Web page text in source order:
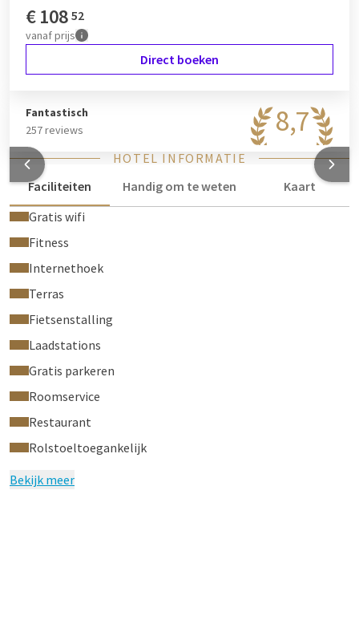
€108 52
vanafprijs
Direct boeken
8,7
Fantastisch
257 reviews
HOTEL INFORMATIE
Faciliteiten
Handig om te weten
Kaart
Gratis wifi
Fitness
Internethoek
Terras
Fietsenstalling
Laadstations
Gratis parkeren
Roomservice
Restaurant
Rolstoeltoegankelijk
Bekijk meer